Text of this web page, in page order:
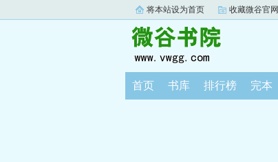
将本站设为首页 收藏微谷官网
首页 书库 排行榜 完本